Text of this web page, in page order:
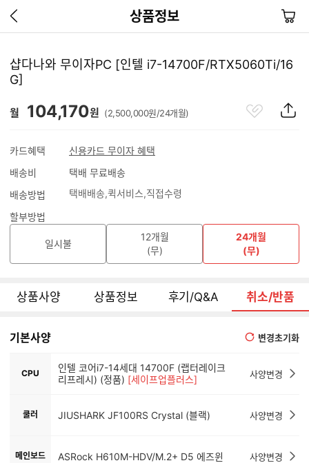
상품정보
이
지
가
장
바
샵다나와 무이자PC [인텔 i7-14700F/RTX5060Ti/16
G]
월 104,170원 (2,500,000원/24개월)
카드혜택
신용카드 무이자 혜택
배송비
택배 무료배송
배송방법
택배배송 퀵서비스 직접수령
할부방법
일시불
12개월
(무)
24개월
(무)
상품사양 상품정보 후기/Q&A 취소/반품
기본사양 변경초기화
CPU
인텔 코어i7-14세대 14700F (랩터레이크
리프레시) (정품) [세이프업플러스] 사양변경
쿨러 JIUSHARK JF100RS Crystal (블랙) 사양변경
메인보드 ASRock H610M-HDV/M.2+ D5 에즈윈 사양변경